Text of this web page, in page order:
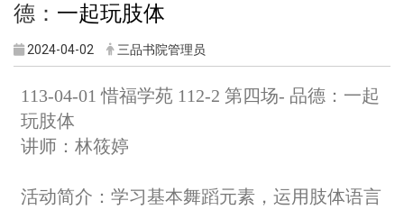
德： 一起玩肢体
2024-04-02 三品书院管理员
113-04-01 惜福学苑 112-2 第四场- 品德：一起
玩肢体
讲师：林筱婷
活动简介： 学习基本舞蹈元素，运用肢体语言